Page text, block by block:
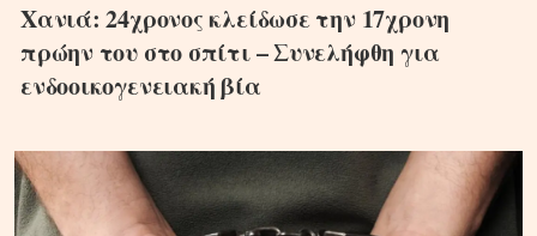
Χανιά: 24χρονος κλείδωσε την 17χρονη
πρώην του στο σπίτι – Συνελήφθη για
ενδοοικογενειακή βία